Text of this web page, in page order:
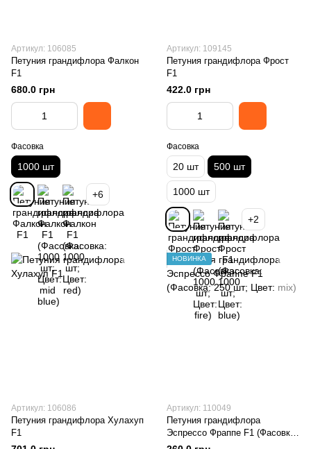
Артикул: 106085
Петуния грандифлора Фалкон
F1
680.0 грн
Фасовка
1000 шт
+6
Артикул: 109145
Петуния грандифлора Фрост
F1
422.0 грн
Фасовка
20 шт 500 шт
1000 шт
+2
Артикул: 106086
Петуния грандифлора Хулахуп
F1
НОВИНКА
Артикул: 110049
Петуния грандифлора
Эспрессо Фраппе F1 (Фасовка:
250 шт; Цвет: mix)